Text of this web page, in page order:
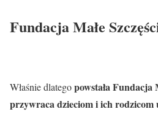
Fundacja Małe
Właśnie dlategopowstała Fundacja
przywraca dzieciom i ich rodzicom